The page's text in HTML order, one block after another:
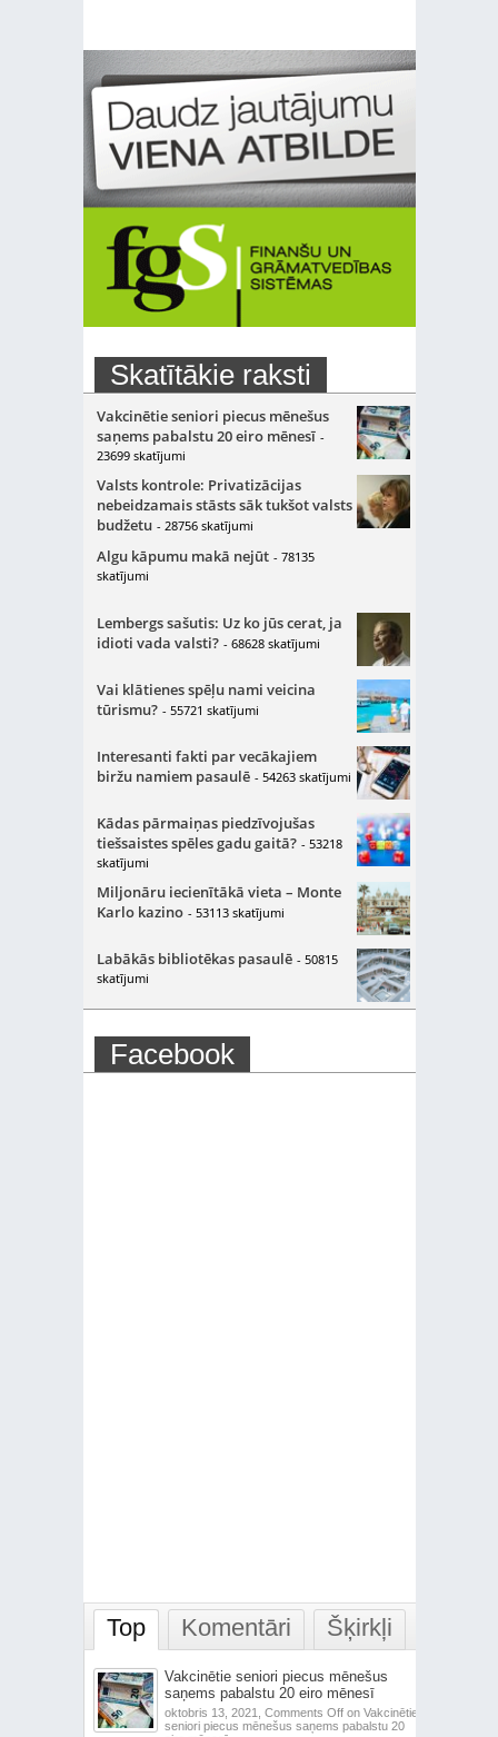
Skatītākie raksti
Vakcinētie seniori piecus mēnešus
saņems pabalstu 20 eiro mēnesī -
23699 skatījumi
Valsts kontrole: Privatizācijas
nebeidzamais stāsts sāk tukšot valsts
budžetu - 28756 skatījumi
Algu kāpumu makā nejūt - 78135
skatījumi
Lembergs sašutis: Uz ko jūs cerat, ja
idioti vada valsti? - 68628 skatījumi
Vai klātienes spēļu nami veicina
tūrismu? - 55721 skatījumi
Interesanti fakti par vecākajiem
biržu namiem pasaulē - 54263 skatījumi
Kādas pārmaiņas piedzīvojušas
tiešsaistes spēles gadu gaitā? - 53218
skatījumi
Miljonāru iecienītākā vieta – Monte
Karlo kazino - 53113 skatījumi
Labākās bibliotēkas pasaulē - 50815
skatījumi
Facebook
Top Komentāri Šķirkļi
Vakcinētie seniori piecus mēnešus
saņems pabalstu 20 eiro mēnesī
oktobris 13, 2021, Comments Offon Vakcinētie
seniori piecus mēnešus saņems pabalstu 20